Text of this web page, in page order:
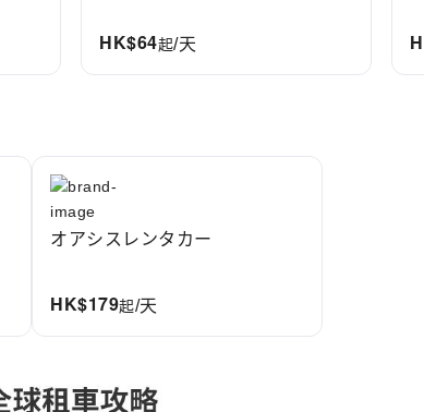
HK$64起/天
オアシスレンタカー
HK$179起/天